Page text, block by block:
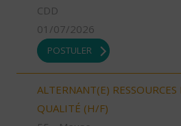
CDD
01/07/2026
POSTULER
ALTERNANT(E)
QUALITÉ (H/F)